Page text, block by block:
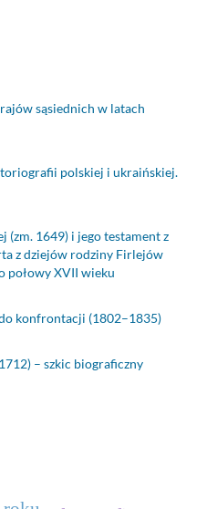
sąsiednich w latach
polskiej i ukraińskiej.
(zm. 1649) i jego testament z
z dziejów rodziny Firlejów
połowy XVII wieku
konfrontacji (1802–1835)
– szkic biograficzny